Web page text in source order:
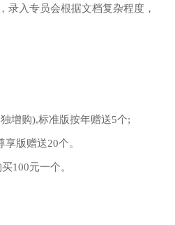
录入专员会根据文档复杂程度，
增购),标准版按年赠送5个;
版赠送20个。
100元一个。